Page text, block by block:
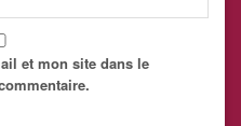
et mon site dans le